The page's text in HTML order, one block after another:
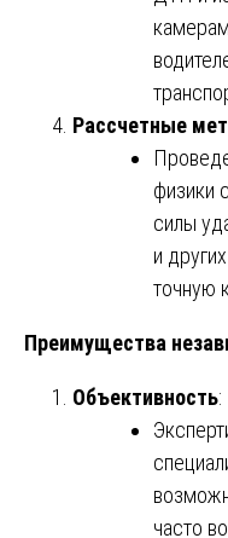
Рассчетные
физики
силы
и
точную
Преимущества
Объективность:
часто